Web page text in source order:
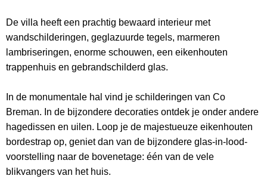
De villa heeft een prachtig bewaard interieur met
wandschilderingen, geglazuurde tegels, marmeren
lambriseringen, enorme schouwen, een eikenhouten
trappenhuis en gebrandschilderd glas.
In de monumentale hal vind je schilderingen van Co
Breman. In de bijzondere decoraties ontdek je onder andere
hagedissen en uilen. Loop je de majestueuze eikenhouten
bordestrap op, geniet dan van de bijzondere glas-in-lood-
voorstelling naar de bovenetage: één van de vele
blikvangers van het huis.